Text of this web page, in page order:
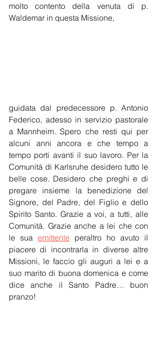
molto contento della venuta di p.
Waldemar in questa Missione,
guidata dal predecessore p. Antonio
Federico, adesso in servizio pastorale
a Mannheim. Spero che resti qui per
alcuni anni ancora e che tempo a
tempo porti avanti il suo lavoro. Per la
Comunità di Karlsruhe desidero tutto le
belle cose. Desidero che preghi e di
pregare insieme la benedizione del
Signore, del Padre, del Figlio e dello
Spirito Santo. Grazie a voi, a tutti, alle
Comunità. Grazie anche a lei che con
le sua emittente peraltro ho avuto il
piacere di incontrarla in diverse altre
Missioni, le faccio gli auguri a lei e a
suo marito di buona domenica e come
dice anche il Santo Padre… buon
pranzo!